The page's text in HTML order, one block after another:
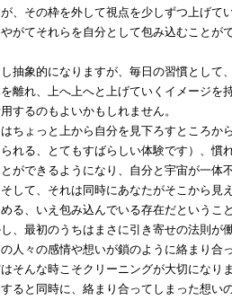
、その枠を外して視点を少しずつ上げて
がてそれらを自分として包み込むことが
抽象的になりますが、毎日の習慣として
離れ、上へ上へと上げていくイメージを
するのもよいかもしれません。
ちょっと上から自分を見下ろすところか
れる、とてもすばらしい体験です）、慣
ができるようになり、自分と宇宙が一体
して、それは同時にあなたがそこから見
る、いえ包み込んでいる存在だというこ
、最初のうちはまさに引き寄せの法則が
人々の感情や想いが鎖のように絡まり合
そんな時こそクリーニングが大切になり
すると同時に、絡まり合ってしまった想い